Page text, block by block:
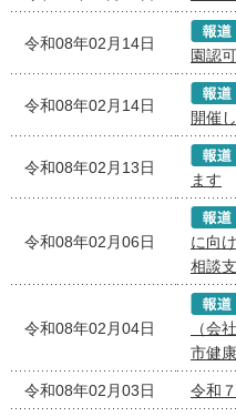
令和08年02月14日
園認
令和08年02月14日
開催
令和08年02月13日
ます
令和08年02月06日
に向
相談
令和08年02月04日
（会
市健
令和08年02月03日 令和